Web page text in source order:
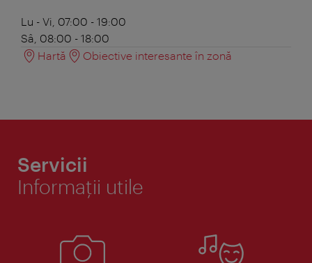
Lu - Vi, 07:00 - 19:00
Sâ, 08:00 - 18:00
Hartă
Obiective interesante în zonă
Servicii
Informaţii utile